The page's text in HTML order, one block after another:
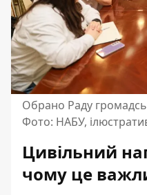
Обрано Раду
Фото: НАБУ,
Цивільний
чому це